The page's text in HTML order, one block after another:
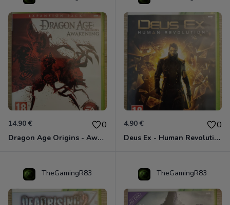
14.90 € 0
Dragon Age Origins - Awakening Xbox 360
4.90 € 0
Deus Ex - Human Revolution Xbox 360
TheGamingR83 TheGamingR83